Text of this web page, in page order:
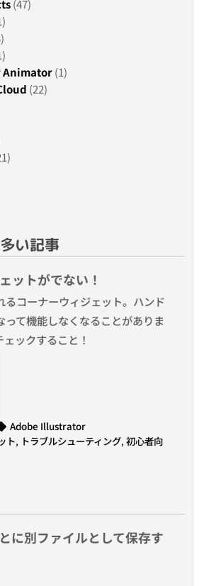
(47)
Animator(1)
(22)
い記事
ットがでない！
るコーナーウィジェット。ハンド
って機能しなくなることがありま
ックすること！
Adobe Illustrator
ト, トラブルシューティング, 初心者向
に別ファイルとして保存す